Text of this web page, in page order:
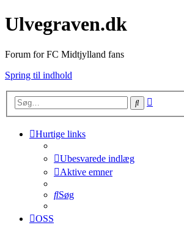
Ulvegraven.dk
Forum for FC Midtjylland fans
Spring til indhold
Søg
Hurtige links
Ubesvarede indlæg
Aktive emner
Søg
OSS